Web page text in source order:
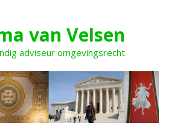
van Velsen
adviseur omgevingsrecht